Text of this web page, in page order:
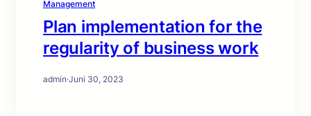
Management
Plan implementation for the
regularity of business work
admin·Juni 30, 2023